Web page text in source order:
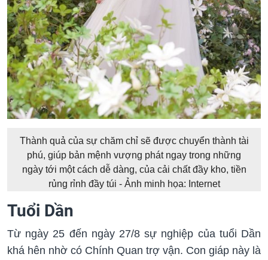
Thành quả của sự chăm chỉ sẽ được chuyển thành tài
phú, giúp bản mệnh vượng phát ngay trong những
ngày tới một cách dễ dàng, của cải chất đầy kho, tiền
rủng rỉnh đầy túi - Ảnh minh họa: Internet
Tuổi Dần
Từ ngày 25 đến ngày 27/8 sự nghiệp của tuổi Dần
khá hên nhờ có Chính Quan trợ vận. Con giáp này là